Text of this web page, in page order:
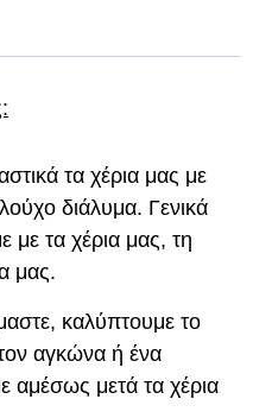
τα χέρια μας με
διάλυμα. Γενικά
με τα χέρια μας, τη
μας.
καλύπτουμε το
αγκώνα ή ένα
αμέσως μετά τα χέρια